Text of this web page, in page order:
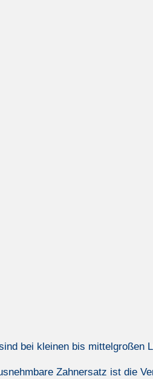
bei kleinen bis mittelgroßen
Zahnersatz ist die